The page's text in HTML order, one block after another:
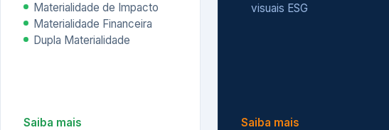
Materialidade de Impacto
Materialidade Financeira
Dupla Materialidade
Saiba mais
visuais ESG
Saiba mais